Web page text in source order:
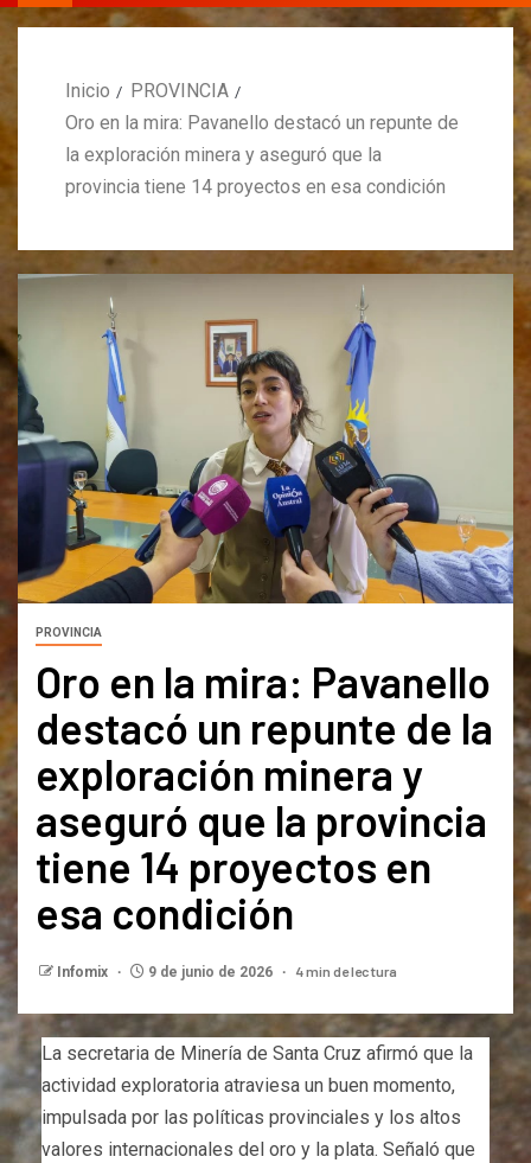
Inicio
PROVINCIA
Oro en la mira: Pavanello destacó un repunte de
la exploración minera y aseguró que la
provincia tiene 14 proyectos en esa condición
PROVINCIA
Oro en la mira: Pavanello
destacó un repunte de la
exploración minera y
aseguró que la provincia
tiene 14 proyectos en
esa condición
Infomix 9 de junio de 2026 4 min de lectura
La secretaria de Minería de Santa Cruz afirmó que la
actividad exploratoria atraviesa un buen momento,
impulsada por las políticas provinciales y los altos
valores internacionales del oro y la plata. Señaló que